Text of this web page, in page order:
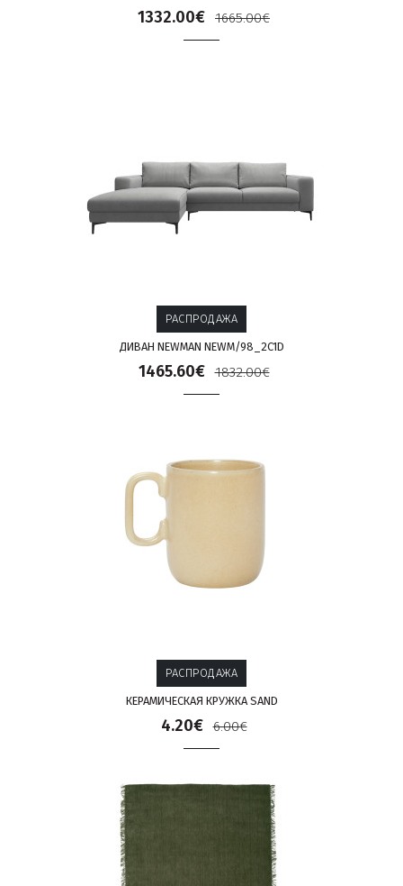
1332.00€ 1665.00€
РАСПРОДАЖА
ДИВАН NEWMAN NEWM/98_2C1D
1465.60€ 1832.00€
РАСПРОДАЖА
КЕРАМИЧЕСКАЯ КРУЖКА SAND
4.20€ 6.00€